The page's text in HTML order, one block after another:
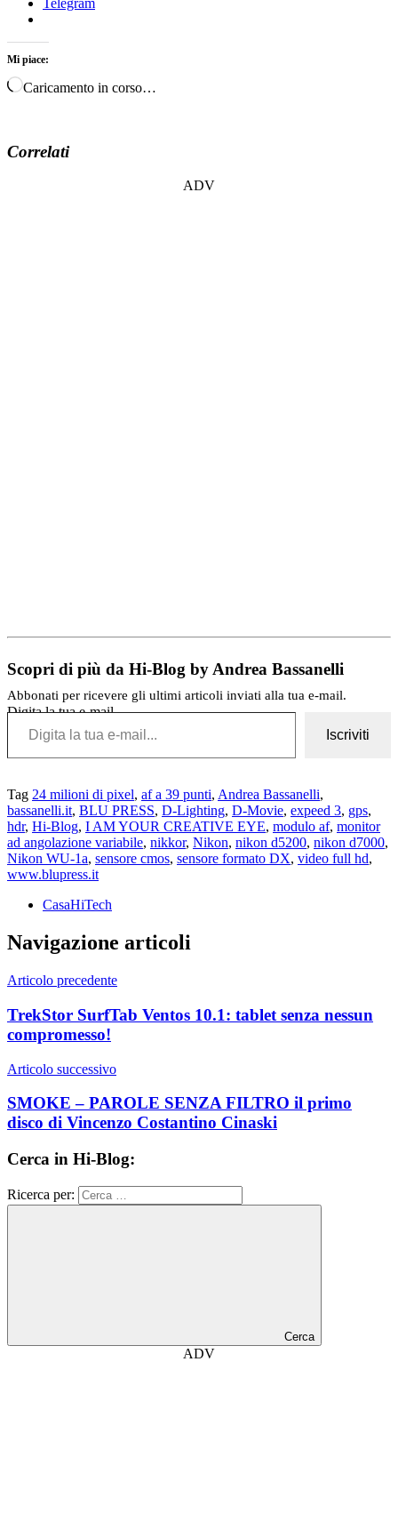
Mi piace:
Caricamento in corso…
Correlati
ADV
Scopri di più da Hi-Blog by Andrea Bassanelli
Abbonati per ricevere gli ultimi articoli inviati alla tua e-mail.
Digita la tua e-mail...
Iscriviti
Tag 24 milioni di pixel, af a 39 punti, Andrea Bassanelli,
bassanelli.it, BLU PRESS, D-Lighting, D-Movie, expeed 3, gps,
hdr, Hi-Blog, I AM YOUR CREATIVE EYE, modulo af, monitor
ad angolazione variabile, nikkor, Nikon, nikon d5200, nikon d7000,
Nikon WU-1a, sensore cmos, sensore formato DX, video full hd,
www.blupress.it
CasaHiTech
Navigazione articoli
Articolo precedente
TrekStor SurfTab Ventos 10.1: tablet senza nessun
compromesso!
Articolo successivo
SMOKE – PAROLE SENZA FILTRO il primo
disco di Vincenzo Costantino Cinaski
Cerca in Hi-Blog:
Ricerca per:
Cerca
ADV